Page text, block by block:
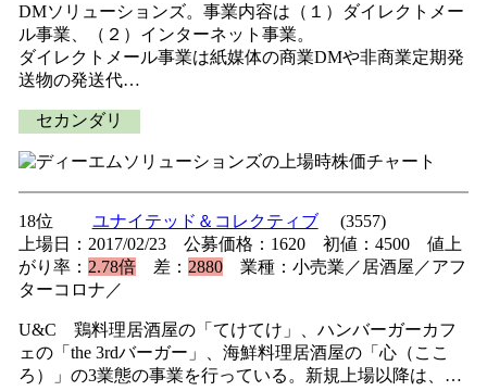
DMソリューションズ。事業内容は（１）ダイレクトメー
ル事業、（２）インターネット事業。
ダイレクトメール事業は紙媒体の商業DMや非商業定期発
送物の発送代…
セカンダリ
18位 ユナイテッド＆コレクティブ
(3557)
上場日：2017/02/23 公募価格：1620 初値：4500 値上
がり率： 2.78倍差： 2880業種：小売業／居酒屋／アフ
ターコロナ／
U&C 鶏料理居酒屋の「てけてけ」、ハンバーガーカフ
ェの「the 3rdバーガー」、海鮮料理居酒屋の「心（ここ
ろ）」の3業態の事業を行っている。新規上場以降は、…